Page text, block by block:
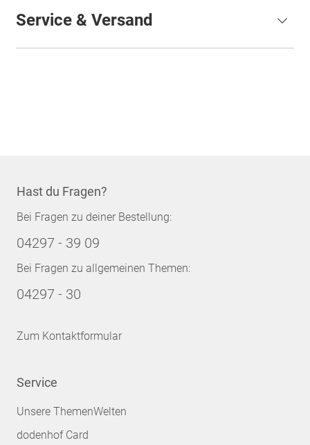
Service & Versand
Hast du Fragen?
Bei Fragen zu deiner Bestellung:
04297 - 39 09
Bei Fragen zu allgemeinen Themen:
04297 - 30
Zum Kontaktformular
Service
Unsere ThemenWelten
dodenhof Card